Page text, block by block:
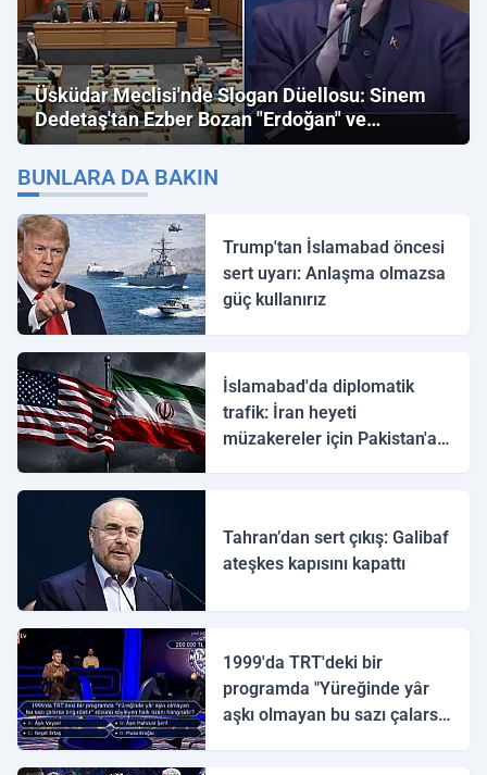
Üsküdar Meclisi'nde Slogan Düellosu: Sinem
Dedetaş'tan Ezber Bozan "Erdoğan" ve
"İmamoğlu" Çıkışı!
BUNLARA DA BAKIN
Trump'tan İslamabad öncesi
sert uyarı: Anlaşma olmazsa
güç kullanırız
İslamabad'da diplomatik
trafik: İran heyeti
müzakereler için Pakistan'a
Tahran’dan sert çıkış: Galibaf
ateşkes kapısını kapattı
1999'da TRT'deki bir
programda "Yüreğinde yâr
aşkı olmayan bu sazı çalarsa